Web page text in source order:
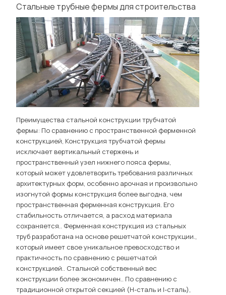
Стальные трубные фермы для строительства
Преимущества стальной конструкции трубчатой ​​
фермы: По сравнению с пространственной ферменной
конструкцией, Конструкция трубчатой ​​фермы
исключает вертикальный стержень и
пространственный узел нижнего пояса фермы,
который может удовлетворить требования различных
архитектурных форм, особенно арочная и произвольно
изогнутой формы конструкция более выгодна, чем
пространственная ферменная конструкция. Его
стабильность отличается, а расход материала
сохраняется.. Ферменная конструкция из стальных
труб разработана на основе решетчатой ​​конструкции.,
который имеет свое уникальное превосходство и
практичность по сравнению с решетчатой ​​
конструкцией.. Стальной собственный вес
конструкции более экономичен.. По сравнению с
традиционной открытой секцией (H-сталь и I-сталь),